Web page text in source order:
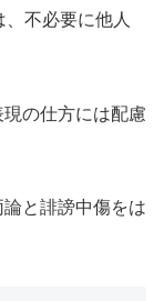
不必要に他人
の仕方には配慮
と誹謗中傷をは